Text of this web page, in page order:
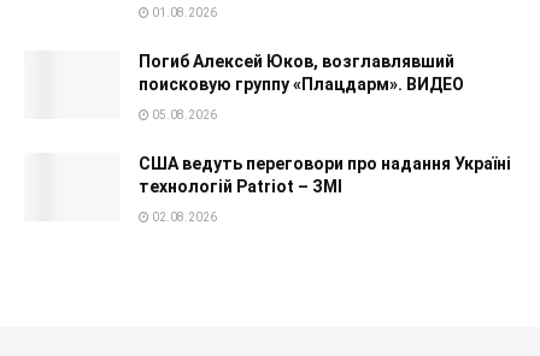
01.08.2026
Погиб Алексей Юков, возглавлявший
поисковую группу «Плацдарм». ВИДЕО
05.08.2026
США ведуть переговори про надання Україні
технологій Patriot – ЗМІ
02.08.2026